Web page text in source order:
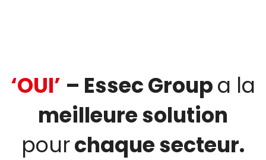
‘OUI’ – Essec Groupa la
meilleure solution
pourchaque secteur.